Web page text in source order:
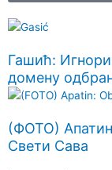
Гашић:
домену
(ФОТО)
Свети Сава